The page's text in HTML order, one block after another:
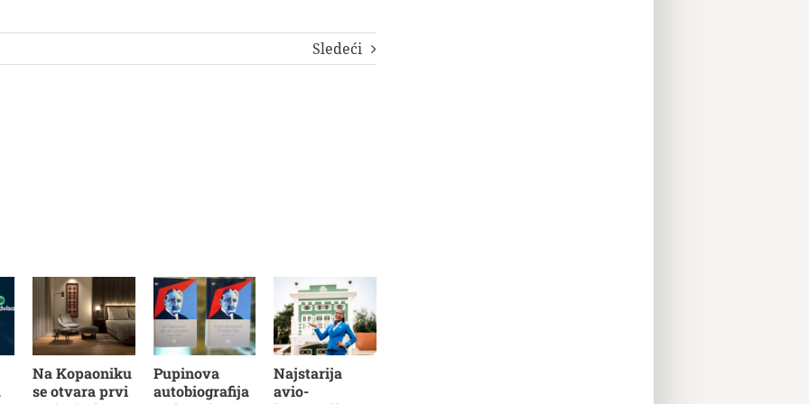
Sledeći
Na Kopaoniku
se otvara prvi
Pupinova
autobiografija
Najstarija
avio-